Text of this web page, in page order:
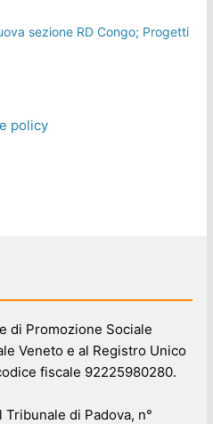
sezione RD Congo; Progetti
policy
di Promozione Sociale
Veneto e al Registro Unico
fiscale 92225980280.
di Padova, n°